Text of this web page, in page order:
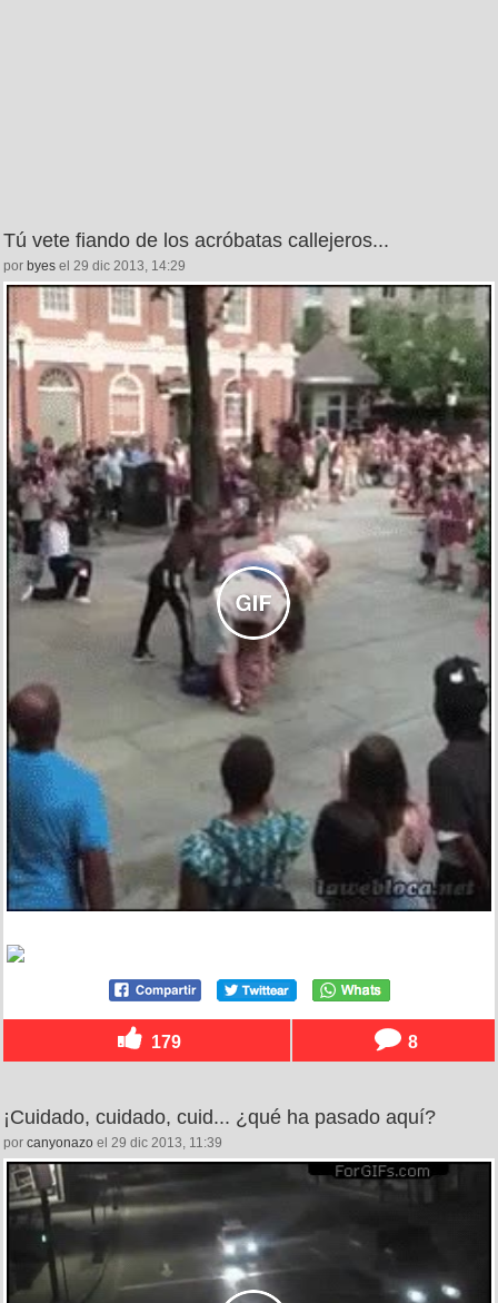
Tú vete fiando de los acróbatas callejeros...
por byes el 29 dic 2013, 14:29
179 8
¡Cuidado, cuidado, cuid... ¿qué ha pasado aquí?
por canyonazo el 29 dic 2013, 11:39